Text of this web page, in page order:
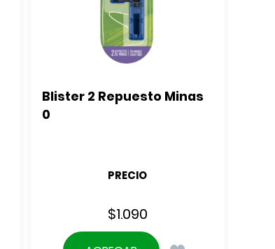
Blister 2 Repuesto Minas
0
PRECIO
$1.090